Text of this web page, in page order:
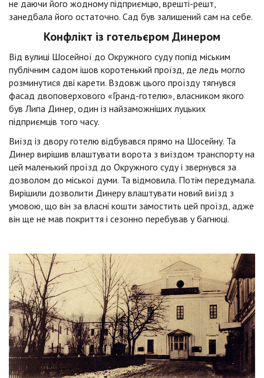
не даючи його жодному підприємцю, врешті-решт,
занедбала його остаточно. Сад був залишений сам на себе.
Конфлікт із готельєром Динером
Від вулиці Шосейної до Окружного суду попід міським
публічним садом ішов коротенький проїзд, де ледь могло
розминутися дві карети. Вздовж цього проїзду тягнувся
фасад двоповерхового «Гранд-готелю», власником якого
був Липа Динер, один із найзаможніших луцьких
підприємців того часу.
Виїзд із двору готелю відбувався прямо на Шосейну. Та
Динер вирішив влаштувати ворота з виїздом транспорту на
цей маленький проїзд до Окружного суду і звернувся за
дозволом до міської думи. Та відмовила. Потім передумала.
Вирішили дозволити Динеру влаштувати новий виїзд з
умовою, що він за власні кошти замостить цей проїзд, адже
він ще не мав покриття і сезонно перебував у багнюці.